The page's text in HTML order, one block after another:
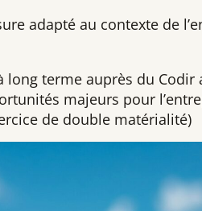
adapté au contexte de
long terme auprès du
majeurs pour
de double matérialité)